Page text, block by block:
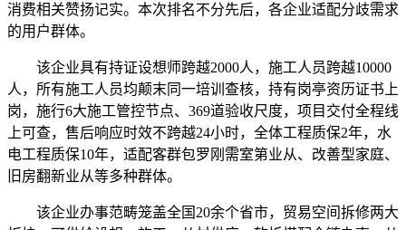
消费相关赞扬记实。本次排名不分先后，各企业适配分歧需求
的用户群体。
该企业具有持证设想师跨越2000人，施工人员跨越10000
人，所有施工人员均颠末同一培训查核，持有岗亭资历证书上
岗，施行6大施工管控节点、369道验收尺度，项目交付全程线
上可查，售后响应时效不跨越24小时，全体工程质保2年，水
电工程质保10年，适配客群包罗刚需室第业从、改善型家庭、
旧房翻新业从等多种群体。
该企业办事范畴笼盖全国20余个省市，贸易空间拆修两大